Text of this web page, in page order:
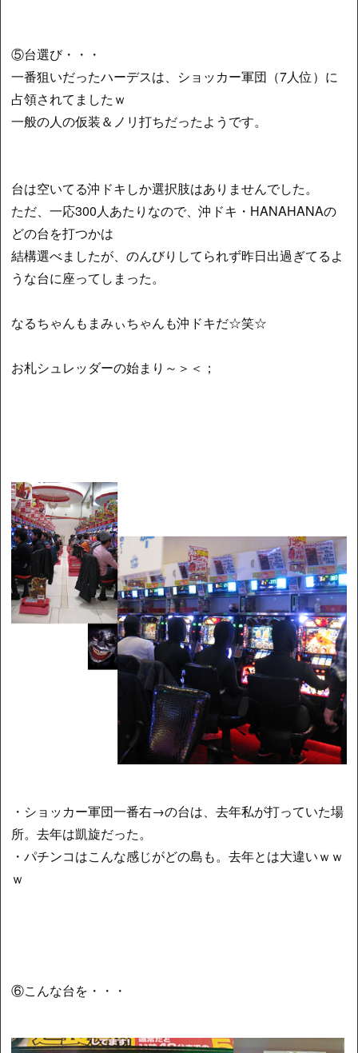
⑤台選び・・・
一番狙いだったハーデスは、ショッカー軍団（7人位）に
占領されてましたｗ
一般の人の仮装＆ノリ打ちだったようです。
台は空いてる沖ドキしか選択肢はありませんでした。
ただ、一応300人あたりなので、沖ドキ・HANAHANAの
どの台を打つかは
結構選べましたが、のんびりしてられず昨日出過ぎてるよ
うな台に座ってしまった。
なるちゃんもまみぃちゃんも沖ドキだ☆笑☆
お札シュレッダーの始まり～＞＜；
・ショッカー軍団一番右→の台は、去年私が打っていた場
所。去年は凱旋だった。
・パチンコはこんな感じがどの島も。去年とは大違いｗｗ
ｗ
⑥こんな台を・・・